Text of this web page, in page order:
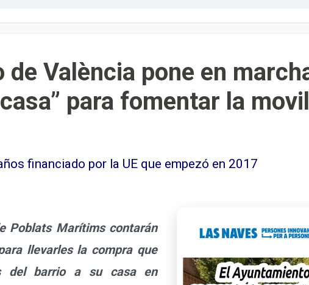
de València pone en
para fomentar la
financiado por la UE que empezó en 2017
Marítims contarán
llevarles la compra que
del barrio a su casa en